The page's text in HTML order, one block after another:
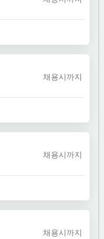
채용시까지
채용시까지
채용시까지